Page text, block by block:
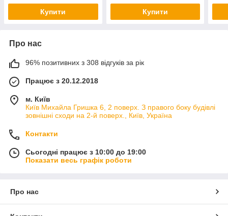
Купити Купити
Про нас
96% позитивних з 308 відгуків за рік
Працює з 20.12.2018
м. Київ
Київ Михайла Гришка 6, 2 поверх. З правого боку будівлі
зовнішні сходи на 2-й поверх., Київ, Україна
Контакти
Сьогодні працює з 10:00 до 19:00
Показати весь графік роботи
Про нас